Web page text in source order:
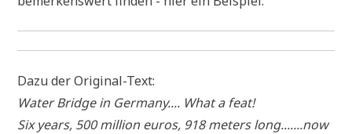
Dazu der Original-Text:
Water Bridge in Ger­ma­ny.... What a feat!
Six years, 500 mil­li­on euros, 918 meters long.......now